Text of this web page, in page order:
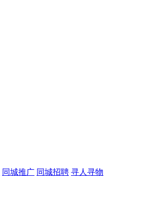
同城推广 同城招聘 寻人寻物